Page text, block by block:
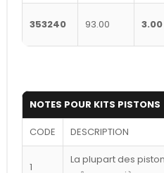
353240 93.00 3.00
NOTES POUR KITS PISTONS
CODE DESCRIPTION
1
La plupart des